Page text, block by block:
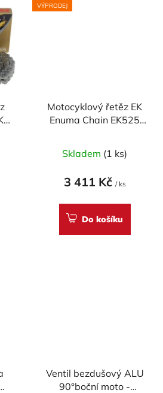
VÝPRODEJ
Motocyklový řetěz EK
Enuma Chain EK525
Skladem (1 ks)
3 411 Kč / ks
Do košíku
Ventil bezdušový ALU
90°boční moto -